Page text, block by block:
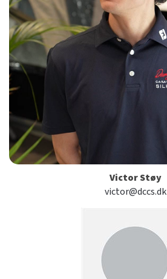
Victor Støy
victor@dccs.dk